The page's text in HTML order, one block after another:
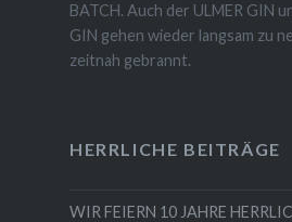
BATCH. Auch der ULMER GIN
GIN gehen wieder langsam zu
zeitnah gebrannt.
HERRLICHE BEITRÄGE
WIR FEIERN 10 JAHRE